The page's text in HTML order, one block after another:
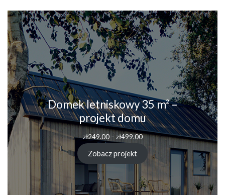
Domek letniskowy 35 m² –
projekt domu
zł249.00 – zł499.00
Zobacz projekt